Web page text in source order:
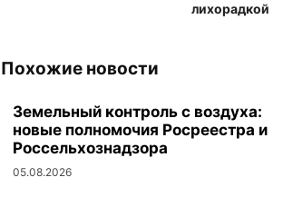
лихорадкой
Похожие новости
Земельный контроль с воздуха:
новые полномочия Росреестра и
Россельхознадзора
05.08.2026